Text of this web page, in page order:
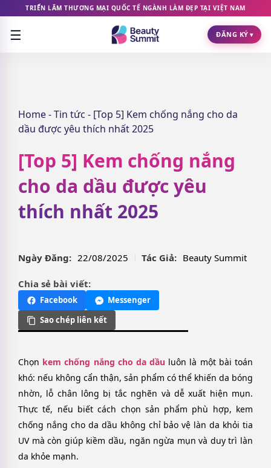
TRIỂN LÃM THƯƠNG MẠI QUỐC TẾ NGÀNH LÀM ĐẸP TẠI VIỆT NAM
☰ ĐĂNG KÝ ▾
Home-Tin tức - [Top 5] Kem chống nắng cho da
dầu được yêu thích nhất 2025
[Top 5] Kem chống nắng
cho da dầu được yêu
thích nhất 2025
Ngày Đăng: 22/08/2025 Tác Giả: Beauty Summit
Chia sẻ bài viết:
Facebook
Messenger
Sao chép liên kết
Chọn kem chống nắng cho da dầu luôn là một bài toán
khó: nếu không cẩn thận, sản phẩm có thể khiến da bóng
nhờn, lỗ chân lông bị tắc nghẽn và dễ xuất hiện mụn.
Thực tế, nếu biết cách chọn sản phẩm phù hợp, kem
chống nắng cho da dầu không chỉ bảo vệ làn da khỏi tia
UV mà còn giúp kiềm dầu, ngăn ngừa mụn và duy trì làn
da khỏe mạnh.